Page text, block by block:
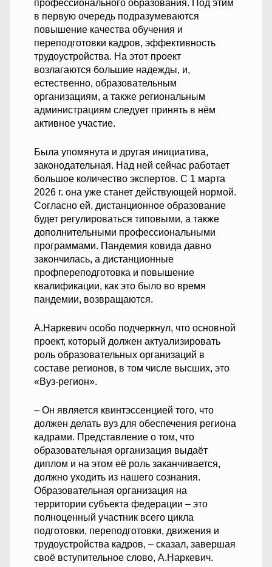
профессионального образования. Под этим
в первую очередь подразумеваются
повышение качества обучения и
переподготовки кадров, эффективность
трудоустройства. На этот проект
возлагаются большие надежды, и,
естественно, образовательным
организациям, а также региональным
администрациям следует принять в нём
активное участие.
Была упомянута и другая инициатива,
законодательная. Над ней сейчас работает
большое количество экспертов. С 1 марта
2026 г. она уже станет действующей нормой.
Согласно ей, дистанционное образование
будет регулироваться типовыми, а также
дополнительными профессиональными
программами. Пандемия ковида давно
закончилась, а дистанционные
профпереподготовка и повышение
квалификации, как это было во время
пандемии, возвращаются.
А.Наркевич особо подчеркнул, что основной
проект, который должен актуализировать
роль образовательных организаций в
составе регионов, в том числе высших, это
«Вуз-регион».
– Он является квинтэссенцией того, что
должен делать вуз для обеспечения региона
кадрами. Представление о том, что
образовательная организация выдаёт
диплом и на этом её роль заканчивается,
должно уходить из нашего сознания.
Образовательная организация на
территории субъекта федерации – это
полноценный участник всего цикла
подготовки, переподготовки, движения и
трудоустройства кадров, – сказал, завершая
своё вступительное слово, А.Наркевич.